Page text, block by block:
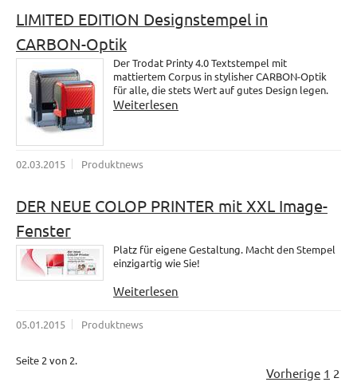
LIMITED EDITION Designstempel in
CARBON-Optik
Der Trodat Printy 4.0 Textstempel mit
mattiertem Corpus in stylisher CARBON-Optik
für alle, die stets Wert auf gutes Design legen.
Weiterlesen
02.03.2015 Produktnews
DER NEUE COLOP PRINTER mit XXL Image-
Fenster
Platz für eigene Gestaltung. Macht den Stempel
einzigartig wie Sie!
Weiterlesen
05.01.2015 Produktnews
Seite 2 von 2.
Vorherige 1 2